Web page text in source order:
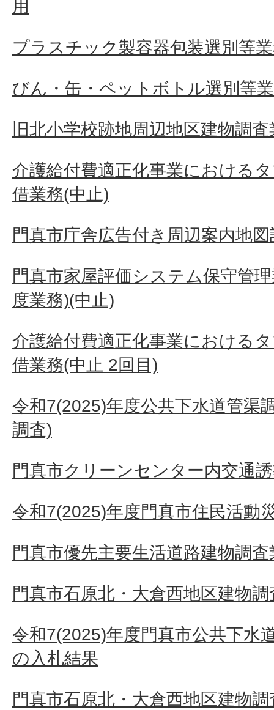
用
プラスチック製容器包装選別等
びん・缶・ペットボトル選別等
旧北小学校跡地周辺地区建物調
介護給付費適正化事業における
借業務(中止)
門真市庁舎広告付き周辺案内地
門真市家屋評価システム保守管
度業務)(中止)
介護給付費適正化事業における
借業務(中止 2回目)
令和7(2025)年度公共下水道管渠
調査)
門真市クリーンセンター内交通
令和7(2025)年度門真市住民活動
門真市優先主要生活道路建物調
門真市石原北・大倉西地区建物
令和7(2025)年度門真市公共下水
の入札結果
門真市石原北・大倉西地区建物